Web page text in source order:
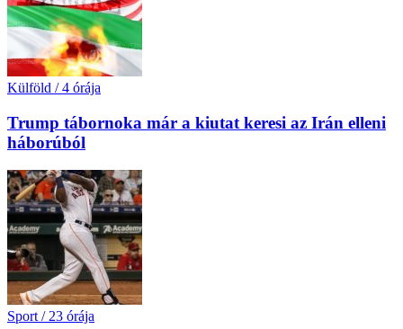
Külföld / 4 órája
Trump tábornoka már a kiutat keresi az Irán elleni
háborúból
Sport / 23 órája